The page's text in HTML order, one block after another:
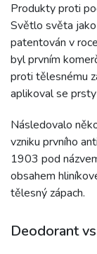
Produkty proti
Světlo světa
patentován v
byl prvním
proti tělesnému
aplikoval se
Následovalo
vzniku prvního
1903 pod
obsahem
tělesný zápach.
Deodorant